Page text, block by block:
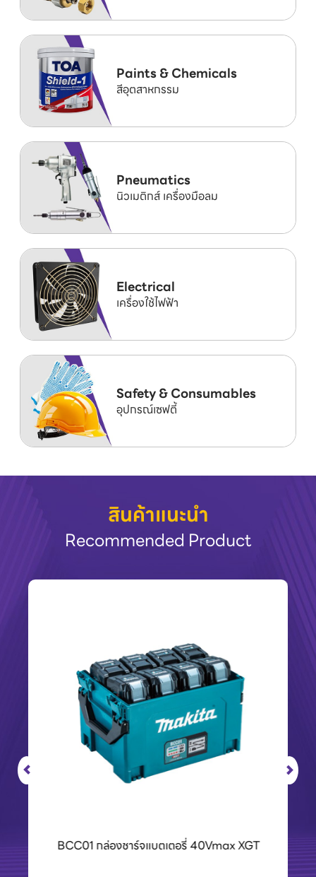
Paints & Chemicals
สีอุตสาหกรรม
Pneumatics
นิวเมติกส์ เครื่องมือลม
Electrical
เครื่องใช้ไฟฟ้า
Safety & Consumables
อุปกรณ์เซฟตี้
สินค้าแนะนำ
Recommended Product
BCC01 กล่องชาร์จแบตเตอรี่ 40Vmax XGT